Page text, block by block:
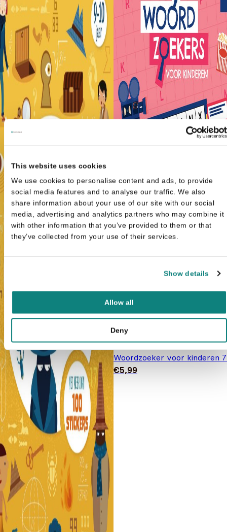
This website uses cookies
We use cookies to personalise content and ads, to provide
social media features and to analyse our traffic. We also
share information about your use of our site with our social
media, advertising and analytics partners who may combine it
with other information that you’ve provided to them or that
they’ve collected from your use of their services.
Show details
Allow all
Deny
Woordzoeker voor kinderen
€5,99